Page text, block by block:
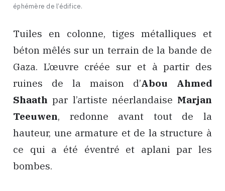
éphémère de l’édifice.
Tuiles en colonne, tiges métalliques et
béton mêlés sur un terrain de la bande de
Gaza. L’œuvre créée sur et à partir des
ruines de la maison d’Abou Ahmed
Shaathpar l’artiste néerlandaise Marjan
Teeuwen, redonne avant tout de la
hauteur, une armature et de la structure à
ce qui a été éventré et aplani par les
bombes.